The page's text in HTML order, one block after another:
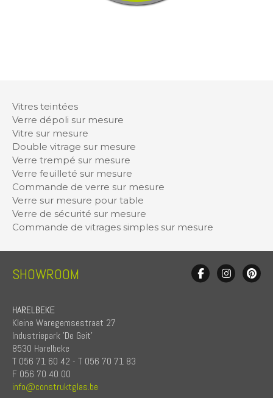
Vitres teintées
Verre dépoli sur mesure
Vitre sur mesure
Double vitrage sur mesure
Verre trempé sur mesure
Verre feuilleté sur mesure
Commande de verre sur mesure
Verre sur mesure pour table
Verre de sécurité sur mesure
Commande de vitrages simples sur mesure
SHOWROOM
HARELBEKE
Kleine Waregemsestraat 27
Industriepark 'De Geit'
8530 Harelbeke
T 056 71 60 42 - T 056 70 71 83
F 056 70 40 00
info@construktglas.be